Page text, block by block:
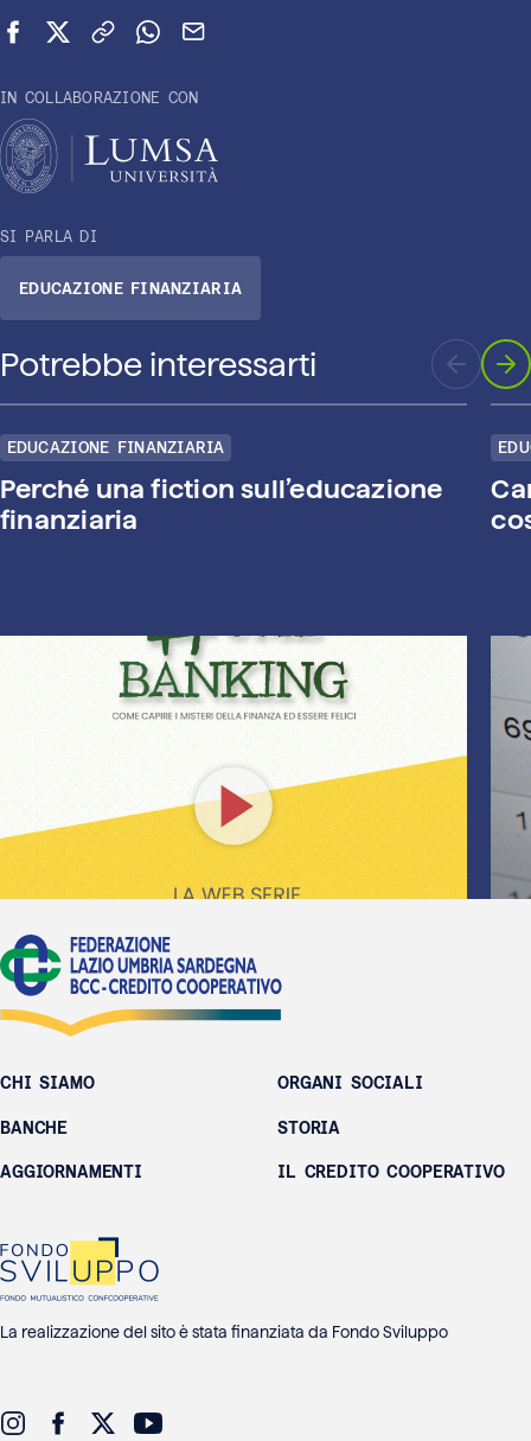
Condividi su Facebook
Condividi su X (Twitter)
Copia link
Condividi su WhatsApp
Invia via email
IN COLLABORAZIONE CON
SI PARLA DI
EDUCAZIONE FINANZIARIA
Potrebbe interessarti
EDUCAZIONE FINANZIARIA
Perché una fiction sull’educazione
finanziaria
CHI SIAMO
BANCHE
AGGIORNAMENTI
ORGANI SOCIALI
STORIA
IL CREDITO COOPERATIVO
La realizzazione del sito è stata finanziata da Fondo Sviluppo